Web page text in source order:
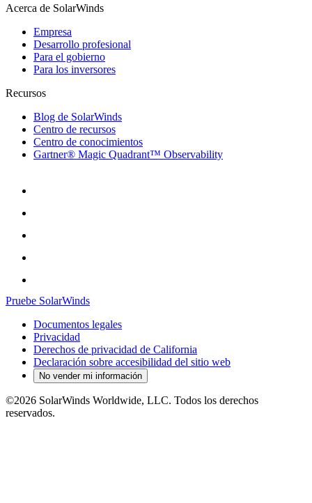
Acerca de SolarWinds
Empresa
Desarrollo profesional
Para el gobierno
Para los inversores
Recursos
Blog de SolarWinds
Centro de recursos
Centro de conocimientos
Gartner® Magic Quadrant™ Observability
Pruebe SolarWinds
Documentos legales
Privacidad
Derechos de privacidad de California
Declaración sobre accesibilidad del sitio web
No vender mi información
©2026 SolarWinds Worldwide, LLC. Todos los derechos
reservados.